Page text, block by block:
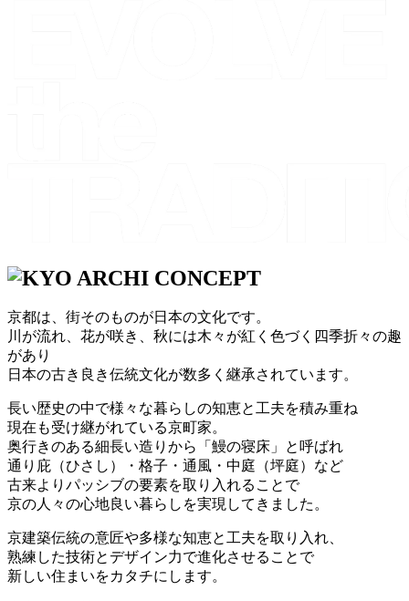
京都は、街そのものが日本の文化です。
川が流れ、花が咲き、秋には木々が紅く色づく四季折々の趣
があり
日本の古き良き伝統文化が数多く継承されています。
長い歴史の中で様々な暮らしの知恵と工夫を積み重ね
現在も受け継がれている京町家。
奥行きのある細長い造りから「鰻の寝床」と呼ばれ
通り庇（ひさし）・格子・通風・中庭（坪庭）など
古来よりパッシブの要素を取り入れることで
京の人々の心地良い暮らしを実現してきました。
京建築伝統の意匠や多様な知恵と工夫を取り入れ、
熟練した技術とデザイン力で進化させることで
新しい住まいをカタチにします。